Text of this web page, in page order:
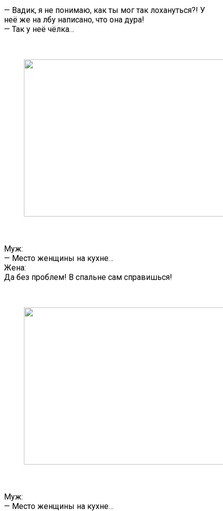
— Вадик, я не понимаю, как ты мог так лохануться?! У
неё же на лбу написано, что она дура!
— Так у неё чёлка…
Муж:
— Место женщины на кухне…
Жена:
Да без проблем! В спальне сам справишься!
Муж:
— Место женщины на кухне…